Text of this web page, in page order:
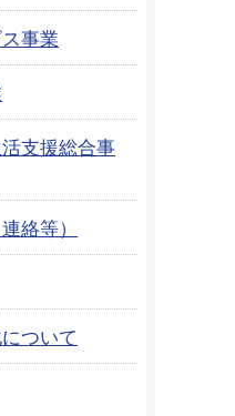
事業
支援総合事
絡等）
ついて